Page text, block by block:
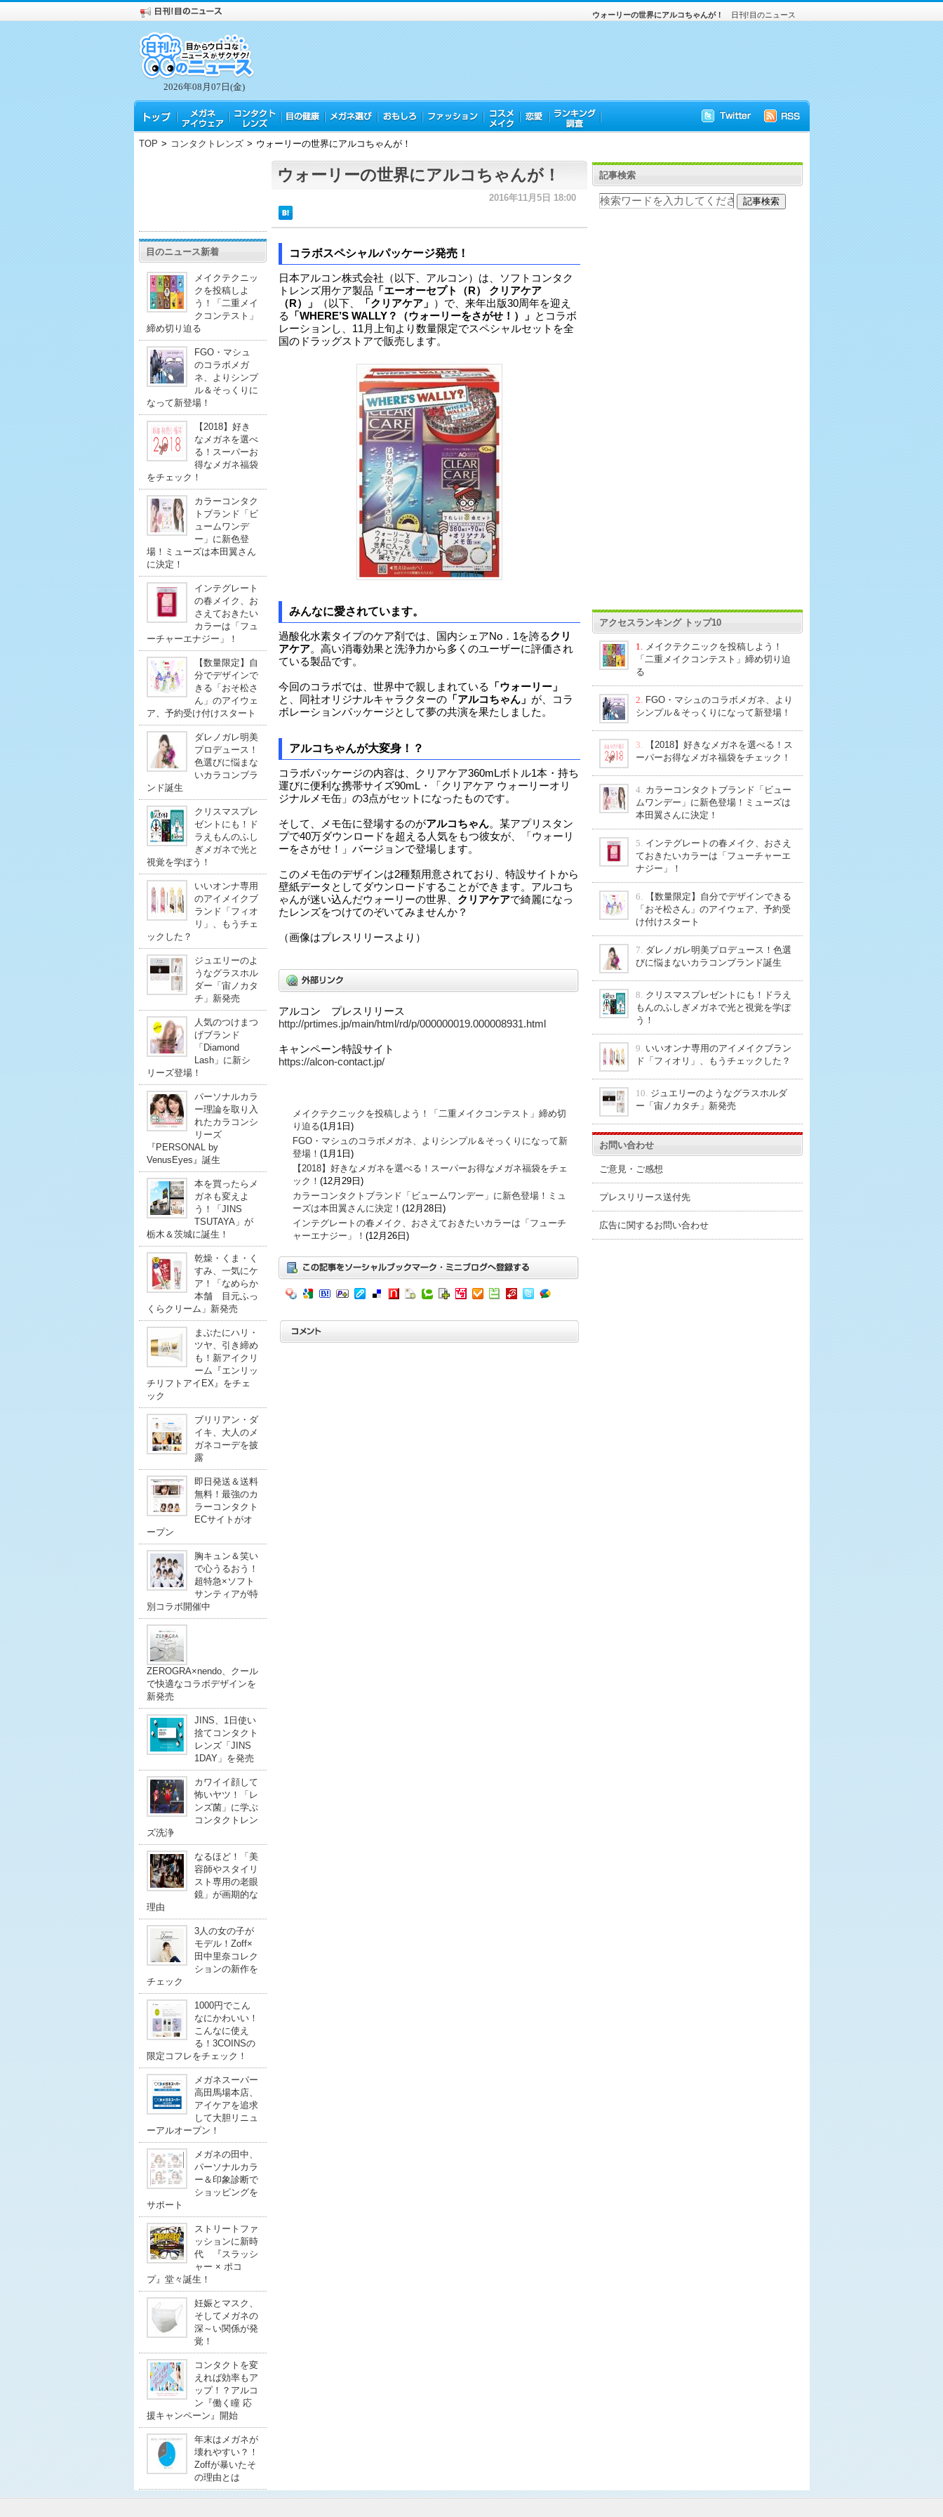
2026年08月07日(金)
日刊!目のニュース
ウォーリーの世界にアルコちゃんが！
TOP > コンタクトレンズ > ウォーリーの世界にアルコちゃんが！
目のニュース新着
メイクテクニッ
クを投稿しよ
う！「二重メイ
クコンテスト」
締め切り迫る
FGO・マシュ
のコラボメガ
ネ、よりシンプ
ル＆そっくりに
なって新登場！
【2018】好き
なメガネを選べ
る！スーパーお
得なメガネ福袋
をチェック！
カラーコンタク
トブランド「ビ
ュームワンデ
ー」に新色登
場！ミューズは本田翼さん
に決定！
インテグレート
の春メイク、お
さえておきたい
カラーは「フュ
ーチャーエナジー」！
【数量限定】自
分でデザインで
きる「おそ松さ
ん」のアイウェ
ア、予約受け付けスタート
ダレノガレ明美
プロデュース！
色選びに悩まな
いカラコンブラ
ンド誕生
クリスマスプレ
ゼントにも！ド
ラえもんのふし
ぎメガネで光と
視覚を学ぼう！
いいオンナ専用
のアイメイクブ
ランド「フィオ
リ」、もうチェ
ックした？
ジュエリーのよ
うなグラスホル
ダー「宙ノカタ
チ」新発売
人気のつけまつ
げブランド
「Diamond
Lash」に新シ
リーズ登場！
パーソナルカラ
ー理論を取り入
れたカラコンシ
リーズ
『PERSONAL by
VenusEyes』誕生
本を買ったらメ
ガネも変えよ
う！「JINS
TSUTAYA」が
栃木＆茨城に誕生！
乾燥・くま・く
すみ、一気にケ
ア！「なめらか
本舗 目元ふっ
くらクリーム」新発売
まぶたにハリ・
ツヤ、引き締め
も！新アイクリ
ーム『エンリッ
チリフトアイEX』をチェ
ック
ブリリアン・ダ
イキ、大人のメ
ガネコーデを披
露
即日発送＆送料
無料！最強のカ
ラーコンタクト
ECサイトがオ
ープン
胸キュン＆笑い
で心うるおう！
超特急×ソフト
サンティアが特
別コラボ開催中
ZEROGRA×nendo、クール
で快適なコラボデザインを
新発売
JINS、1日使い
捨てコンタクト
レンズ「JINS
1DAY」を発売
カワイイ顔して
怖いヤツ！「レ
ンズ菌」に学ぶ
コンタクトレン
ズ洗浄
なるほど！「美
容師やスタイリ
スト専用の老眼
鏡」が画期的な
理由
3人の女の子が
モデル！Zoff×
田中里奈コレク
ションの新作を
チェック
1000円でこん
なにかわいい！
こんなに使え
る！3COINSの
限定コフレをチェック！
メガネスーパー
高田馬場本店、
アイケアを追求
して大胆リニュ
ーアルオープン！
メガネの田中、
パーソナルカラ
ー＆印象診断で
ショッピングを
サポート
ストリートファ
ッションに新時
代 『スラッシ
ャー × ポコ
プ』堂々誕生！
妊娠とマスク、
そしてメガネの
深～い関係が発
覚！
コンタクトを変
えれば効率もア
ップ！？アルコ
ン『働く瞳 応
援キャンペーン』開始
年末はメガネが
壊れやすい？！
Zoffが暴いたそ
の理由とは
ウォーリーの世界にアルコちゃんが！
2016年11月5日 18:00
コラボスペシャルパッケージ発売！
日本アルコン株式会社（以下、アルコン）は、ソフトコンタク
トレンズ用ケア製品 「エーオーセプト（R） クリアケア
（R）」
（以下、 「クリアケア」
）で、来年出版30周年を迎え
る 「WHERE’S WALLY？（ウォーリーをさがせ！）」
とコラボ
レーションし、11月上旬より数量限定でスペシャルセットを全
国のドラッグストアで販売します。
みんなに愛されています。
過酸化水素タイプのケア剤では、国内シェアNo．1を誇るクリ
アケア。高い消毒効果と洗浄力から多くのユーザーに評価され
ている製品です。
今回のコラボでは、世界中で親しまれている 「ウォーリー」
と、同社オリジナルキャラクターの「アルコちゃん」 が、コラ
ボレーションパッケージとして夢の共演を果たしました。
アルコちゃんが大変身！？
コラボパッケージの内容は、クリアケア360mLボトル1本・持ち
運びに便利な携帯サイズ90mL・「クリアケア ウォーリーオリ
ジナルメモ缶」の3点がセットになったものです。
そして、メモ缶に登場するのがアルコちゃん。某アプリスタン
プで40万ダウンロードを超える人気をもつ彼女が、「ウォーリ
ーをさがせ！」バージョンで登場します。
このメモ缶のデザインは2種類用意されており、特設サイトから
壁紙データとしてダウンロードすることができます。アルコち
ゃんが迷い込んだウォーリーの世界、 クリアケアで綺麗になっ
たレンズをつけてのぞいてみませんか？
（画像はプレスリリースより）
アルコン プレスリリース
http://prtimes.jp/main/html/rd/p/000000019.000008931.html
キャンペーン特設サイト
https://alcon-contact.jp/
メイクテクニックを投稿しよう！「二重メイクコンテスト」締め切
り迫る(1月1日)
FGO・マシュのコラボメガネ、よりシンプル＆そっくりになって新
登場！ (1月1日)
【2018】好きなメガネを選べる！スーパーお得なメガネ福袋をチェ
ック！ (12月29日)
カラーコンタクトブランド「ビュームワンデー」に新色登場！ミュ
ーズは本田翼さんに決定！ (12月28日)
インテグレートの春メイク、おさえておきたいカラーは「フューチ
ャーエナジー」！ (12月26日)
記事検索
アクセスランキング トップ10
1.
メイクテクニックを投稿しよう！
「二重メイクコンテスト」締め切り迫
る
2. FGO・マシュのコラボメガネ、より
シンプル＆そっくりになって新登場！
3.
【2018】好きなメガネを選べる！ス
ーパーお得なメガネ福袋をチェック！
4. カラーコンタクトブランド「ビュー
ムワンデー」に新色登場！ミューズは
本田翼さんに決定！
5. インテグレートの春メイク、おさえ
ておきたいカラーは「フューチャーエ
ナジー」！
6.
【数量限定】自分でデザインできる
「おそ松さん」のアイウェア、予約受
け付けスタート
7. ダレノガレ明美プロデュース！色選
びに悩まないカラコンブランド誕生
8. クリスマスプレゼントにも！ドラえ
もんのふしぎメガネで光と視覚を学ぼ
う！
9. いいオンナ専用のアイメイクブラン
ド「フィオリ」、もうチェックした？
10. ジュエリーのようなグラスホルダ
ー「宙ノカタチ」新発売
お問い合わせ
ご意見・ご感想
プレスリリース送付先
広告に関するお問い合わせ